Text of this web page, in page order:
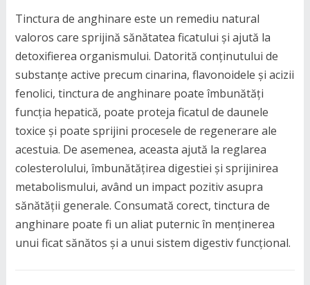
Tinctura de anghinare este un remediu natural
valoros care sprijină sănătatea ficatului și ajută la
detoxifierea organismului. Datorită conținutului de
substanțe active precum cinarina, flavonoidele și acizii
fenolici, tinctura de anghinare poate îmbunătăți
funcția hepatică, poate proteja ficatul de daunele
toxice și poate sprijini procesele de regenerare ale
acestuia. De asemenea, aceasta ajută la reglarea
colesterolului, îmbunătățirea digestiei și sprijinirea
metabolismului, având un impact pozitiv asupra
sănătății generale. Consumată corect, tinctura de
anghinare poate fi un aliat puternic în menținerea
unui ficat sănătos și a unui sistem digestiv funcțional.